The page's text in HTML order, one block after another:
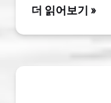
더 읽어보기 »